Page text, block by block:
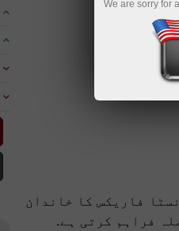
فاریکس کا خاندان
فراہم کرتی ہے.
We are sorry for